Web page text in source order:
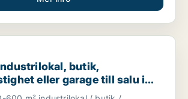
butik, bostadsfastighet eller garage
butik,
eller garage till salu i